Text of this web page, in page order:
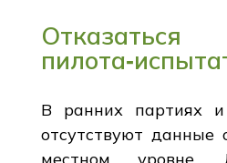
В ранних партиях
отсутствуют данные
местном уровне.